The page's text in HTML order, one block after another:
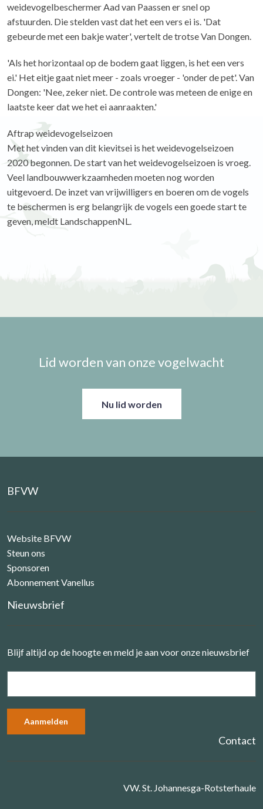
weidevogelbeschermer Aad van Paassen er snel op
afstuurden. Die stelden vast dat het een vers ei is. 'Dat
gebeurde met een bakje water', vertelt de trotse Van Dongen.
'Als het horizontaal op de bodem gaat liggen, is het een vers
ei.' Het eitje gaat niet meer - zoals vroeger - 'onder de pet'. Van
Dongen: 'Nee, zeker niet. De controle was meteen de enige en
laatste keer dat we het ei aanraakten.'
Aftrap weidevogelseizoen
Met het vinden van dit kievitsei is het weidevogelseizoen
2020 begonnen. De start van het weidevogelseizoen is vroeg.
Veel landbouwwerkzaamheden moeten nog worden
uitgevoerd. De inzet van vrijwilligers en boeren om de vogels
te beschermen is erg belangrijk de vogels een goede start te
geven, meldt LandschappenNL.
Lid worden van onze vogelwacht
Nu lid worden
BFVW
Website BFVW
Steun ons
Sponsoren
Abonnement Vanellus
Nieuwsbrief
Blijf altijd op de hoogte en meld je aan voor onze nieuwsbrief
Contact
VW. St. Johannesga-Rotsterhaule